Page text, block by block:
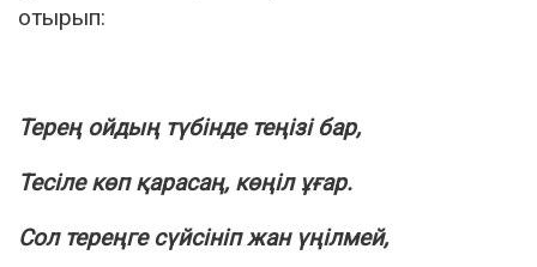
отырып:
Терең ойдың түбінде теңізі бар,
Тесіле көп қарасаң, көңіл ұғар.
Сол тереңге сүйсініп жан үңілмей,